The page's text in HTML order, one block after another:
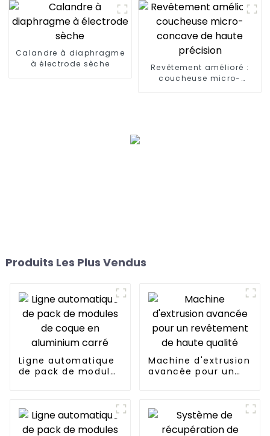
Calandre à diaphragme
à électrode sèche
Revêtement amélioré :
coucheuse micro-
Produits Les Plus Vendus
Ligne automatique
de pack de modules
Machine d'extrusion
avancée pour un